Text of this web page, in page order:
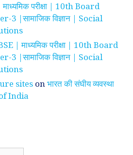
परीक्षा | 10th Board
3 |सामाजिक विज्ञान | Social
| माध्यमिक परीक्षा | 10th Board
3 |सामाजिक विज्ञान | Social
sites onभारत की संघीय व्यवस्था
India